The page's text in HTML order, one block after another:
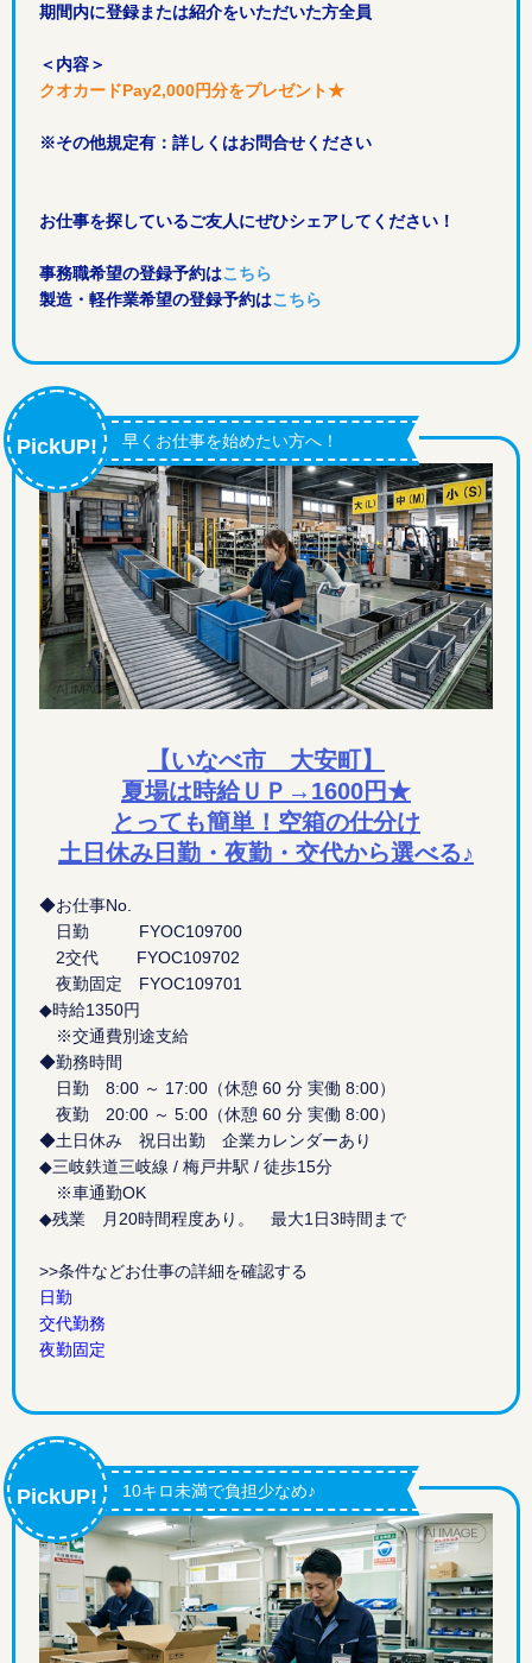
期間内に登録または紹介をいただいた方全員
＜内容＞
クオカードPay2,000円分をプレゼント★
※その他規定有：詳しくはお問合せください
お仕事を探しているご友人にぜひシェアしてください！
事務職希望の登録予約はこちら
製造・軽作業希望の登録予約はこちら
早くお仕事を始めたい方へ！
PickUP!
【いなべ市 大安町】
夏場は時給ＵＰ→1600円★
とっても簡単！空箱の仕分け
土日休み日勤・夜勤・交代から選べる♪
◆お仕事No.
日勤 FYOC109700
2交代 FYOC109702
夜勤固定 FYOC109701
◆時給1350円
※交通費別途支給
◆勤務時間
日勤 8:00 ～ 17:00（休憩 60 分 実働 8:00）
夜勤 20:00 ～ 5:00（休憩 60 分 実働 8:00）
◆土日休み 祝日出勤 企業カレンダーあり
◆三岐鉄道三岐線 / 梅戸井駅 / 徒歩15分
※車通勤OK
◆残業 月20時間程度あり。 最大1日3時間まで
>>条件などお仕事の詳細を確認する
日勤
交代勤務
夜勤固定
10キロ未満で負担少なめ♪
PickUP!